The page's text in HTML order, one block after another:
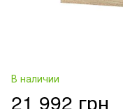
В наличии
21 992 грн